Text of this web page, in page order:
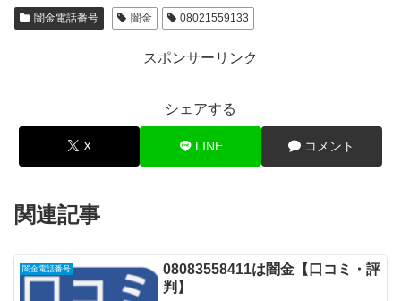
闇金電話番号 闇金 08021559133
スポンサーリンク
シェアする
X LINE コメント
関連記事
闇金電話番号
08083558411は闇金【口コミ・評
判】